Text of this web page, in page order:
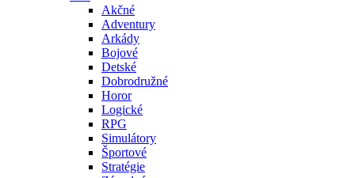
Akčné
Adventury
Arkády
Bojové
Detské
Dobrodružné
Horor
Logické
RPG
Simulátory
Športové
Stratégie